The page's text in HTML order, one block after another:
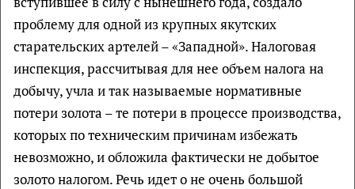
проблему для одной из крупных якутских
старательских артелей – «Западной». Налоговая
инспекция, рассчитывая для нее объем налога на
добычу, учла и так называемые нормативные
потери золота – те потери в процессе производства,
которых по техническим причинам избежать
невозможно, и обложила фактически не добытое
золото налогом. Речь идет о не очень большой